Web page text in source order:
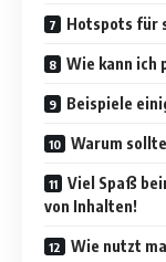
Hotspots für
Wie kann ich
Beispiele
Warum
Viel Spaß
von Inhalten!
Wie nutzt